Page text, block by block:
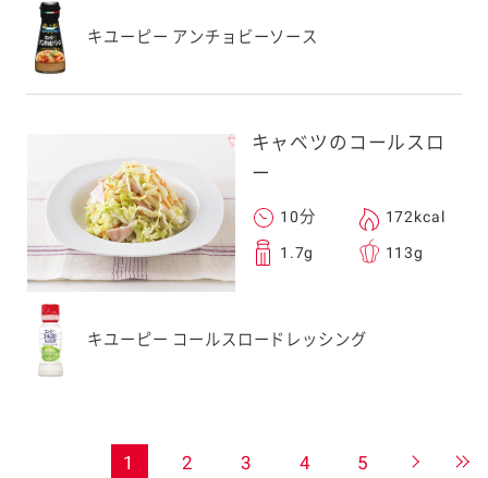
キユーピー アンチョビーソース
キャベツのコールスロ
ー
10分 172kcal
1.7g 113g
キユーピー コールスロードレッシング
1 2 3 4 5